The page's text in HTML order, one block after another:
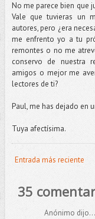
No me parece bien que
Vale que tuvieras un
autores, pero ¿era
me enfrento yo a tu
remontes o no me
conservo de nuestra
amigos o mejor me
lectores de ti?
Paul, me has dejado en
Tuya afectísima.
Entrada más reciente
35
Anónimo dijo...